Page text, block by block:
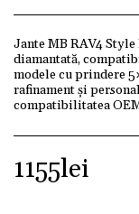
Jante MB RAV4
diamantată,
modele cu prindere
rafinament și
compatibilitatea
1155lei